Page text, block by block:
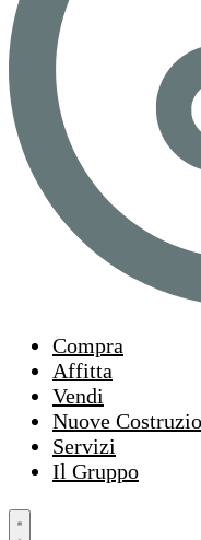
Compra
Affitta
Vendi
Nuove
Servizi
Il Gruppo